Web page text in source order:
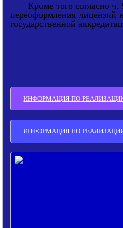
Кроме того согласно ч.
переоформления лицензий
государственной
ИНФОРМАЦИЯ ПО
ИНФОРМАЦИЯ ПО